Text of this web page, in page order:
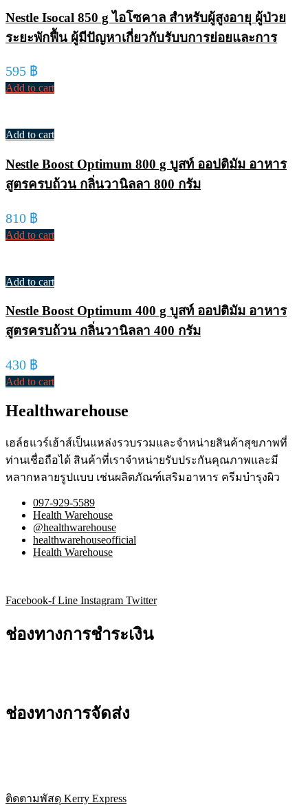
Nestle Isocal 850 g ไอโซคาล สำหรับผู้สูงอายุ ผู้ป่วย
ระยะพักฟื้น ผู้มีปัญหาเกี่ยวกับรับบการย่อยและการ
595 ฿
Add to cart
Add to cart
Nestle Boost Optimum 800 g บูสท์ ออปติมัม อาหาร
สูตรครบถ้วน กลิ่นวานิลลา 800 กรัม
810 ฿
Add to cart
Add to cart
Nestle Boost Optimum 400 g บูสท์ ออปติมัม อาหาร
สูตรครบถ้วน กลิ่นวานิลลา 400 กรัม
430 ฿
Add to cart
Healthwarehouse
เฮล์ธแวร์เฮ้าส์เป็นแหล่งรวบรวมและจำหน่ายสินค้าสุขภาพที่
ท่านเชื่อถือได้ สินค้าที่เราจำหน่ายรับประกันคุณภาพและมี
หลากหลายรูปแบบ เช่นผลิตภัณฑ์เสริมอาหาร ครีมบำรุงผิว
097-929-5589
Health Warehouse
@healthwarehouse
healthwarehouseofficial
Health Warehouse
Facebook-f Line Instagram Twitter
ช่องทางการชำระเงิน
ช่องทางการจัดส่ง
ติดตามพัสดุ Kerry Express